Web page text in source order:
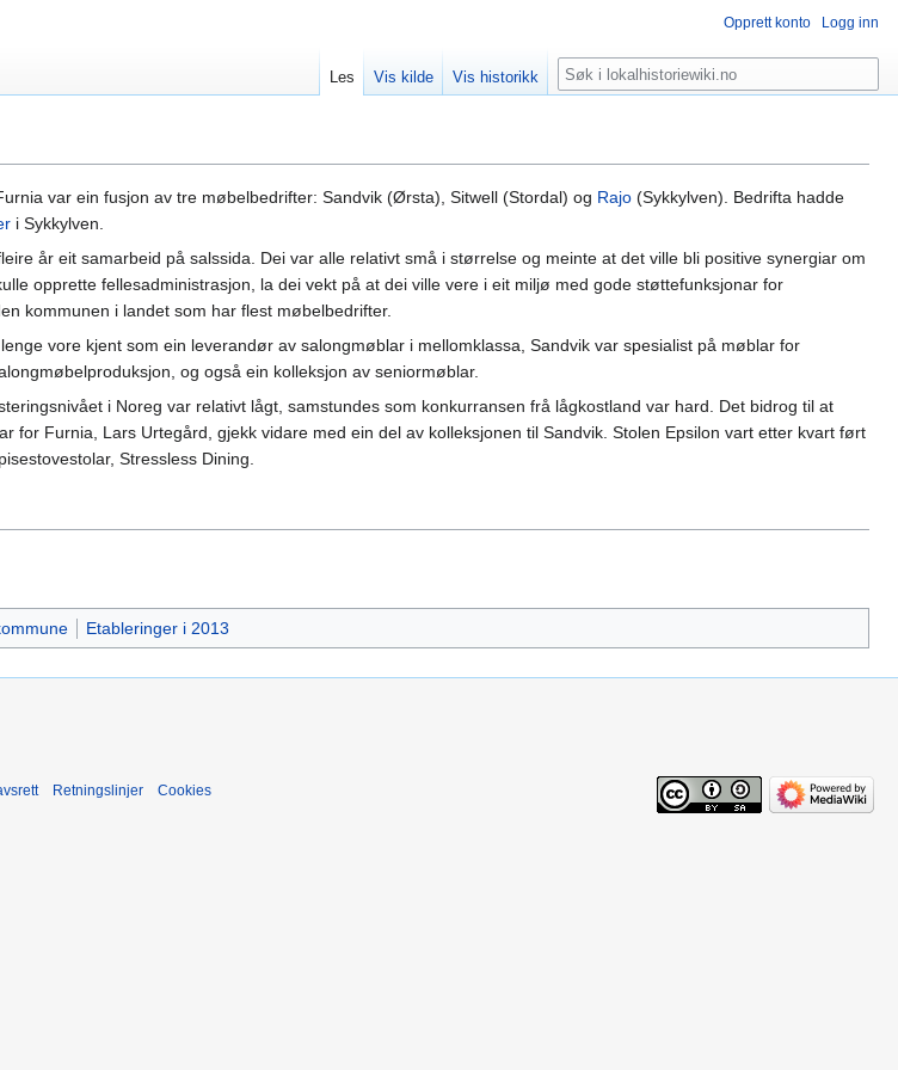
var ein fusjon av tre møbelbedrifter: Sandvik (Ørsta), Sitwell (Stordal) og Rajo (Sykkylven). Bedrifta hadde
i Sykkylven.
år eit samarbeid på salssida. Dei var alle relativt små i størrelse og meinte at det ville bli positive synergiar om
opprette fellesadministrasjon, la dei vekt på at dei ville vere i eit miljø med gode støttefunksjonar for
kommunen i landet som har flest møbelbedrifter.
vore kjent som ein leverandør av salongmøblar i mellomklassa, Sandvik var spesialist på møblar for
og også ein kolleksjon av seniormøblar.
i Noreg var relativt lågt, samstundes som konkurransen frå lågkostland var hard. Det bidrog til at
for Furnia, Lars Urtegård, gjekk vidare med ein del av kolleksjonen til Sandvik. Stolen Epsilon vart etter kvart ført
Stressless Dining.
Etableringer i 2013
Opprett konto Logg inn
Les Vis kilde Vis historikk Søk
Retningslinjer Cookies